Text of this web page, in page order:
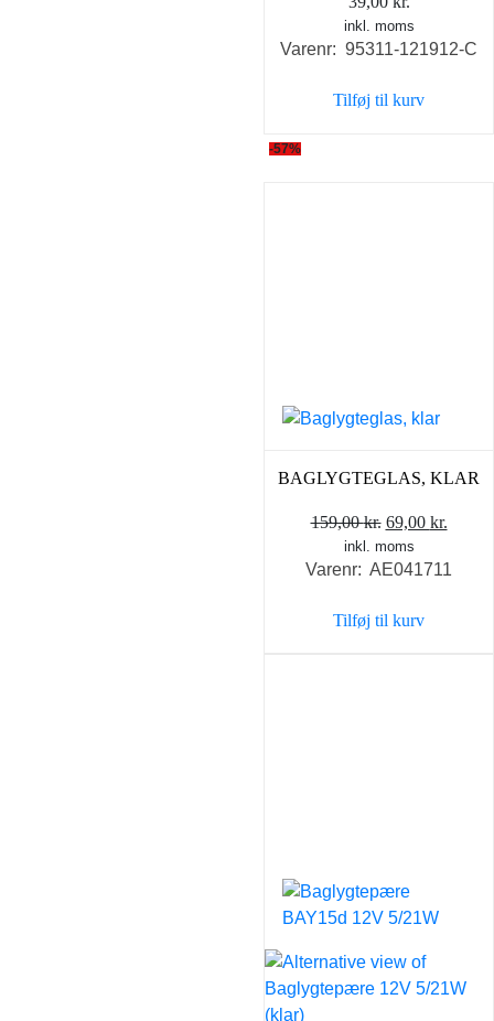
inkl. moms
Varenr: 95311-121912-C
Tilføj til kurv
-57%
BAGLYGTEGLAS, KLAR
159,00kr. Den
oprindelige
pris
159,00 kr..
69,00 kr.
pris
inkl. moms
Varenr: AE041711
Tilføj til kurv